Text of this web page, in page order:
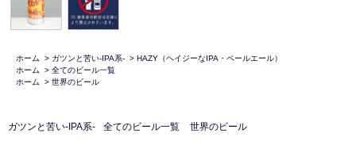
ホーム > ガツンと苦い-IPA系- > HAZY（ヘイジーなIPA・ペールエール）
ホーム
> 全てのビール一覧
ホーム
> 世界のビール
ガツンと苦い-IPA系- 全てのビール一覧 世界のビール